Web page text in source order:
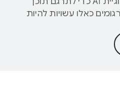
כאלו עשויות להיות